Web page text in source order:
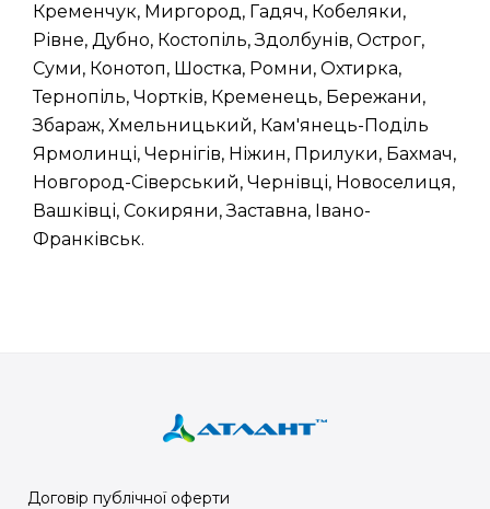
Кременчук, Миргород, Гадяч, Кобеляки,
Рівне, Дубно, Костопіль, Здолбунів, Острог,
Суми, Конотоп, Шостка, Ромни, Охтирка,
Тернопіль, Чортків, Кременець, Бережани,
Збараж, Хмельницький, Кам'янець-Поділь
Ярмолинці, Чернігів, Ніжин, Прилуки, Бахмач,
Новгород-Сіверський, Чернівці, Новоселиця,
Вашківці, Сокиряни, Заставна, Івано-
Франківськ.
Договір публічної оферти